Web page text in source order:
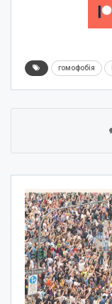
гомофобія